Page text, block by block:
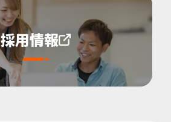
採用情報